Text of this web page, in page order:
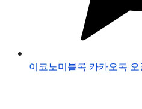
이코노미블록 카카오톡